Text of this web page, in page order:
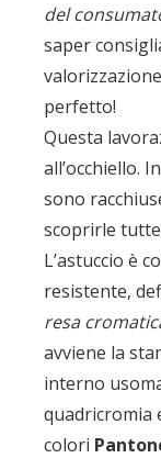
del
saper
perfetto!
Questa
all’occhiello.
sono
scoprirle
L’astuccio è
resistente,
resa
avviene la
interno
quadricromia
colori